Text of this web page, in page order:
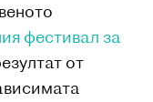
фестивал за
от